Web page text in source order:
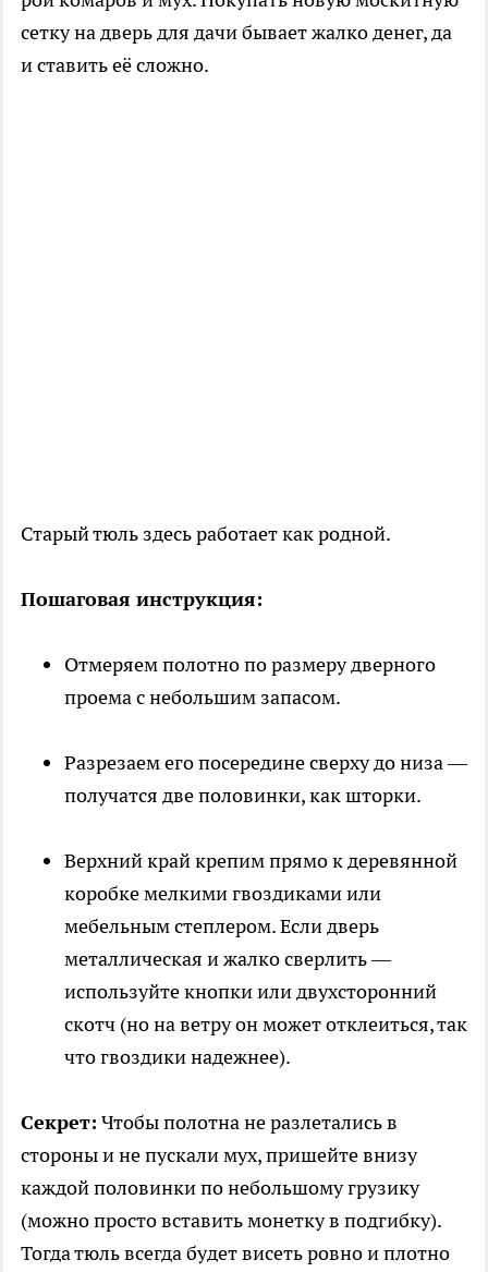
сетку на дверь для дачи бывает жалко денег, да
и ставить её сложно.
Старый тюль здесь работает как родной.
Пошаговая инструкция:
Отмеряем полотно по размеру дверного
проема с небольшим запасом.
Разрезаем его посередине сверху до низа —
получатся две половинки, как шторки.
Верхний край крепим прямо к деревянной
коробке мелкими гвоздиками или
мебельным степлером. Если дверь
металлическая и жалко сверлить —
используйте кнопки или двухсторонний
скотч (но на ветру он может отклеиться, так
что гвоздики надежнее).
Секрет: Чтобы полотна не разлетались в
стороны и не пускали мух, пришейте внизу
каждой половинки по небольшому грузику
(можно просто вставить монетку в подгибку).
Тогда тюль всегда будет висеть ровно и плотно